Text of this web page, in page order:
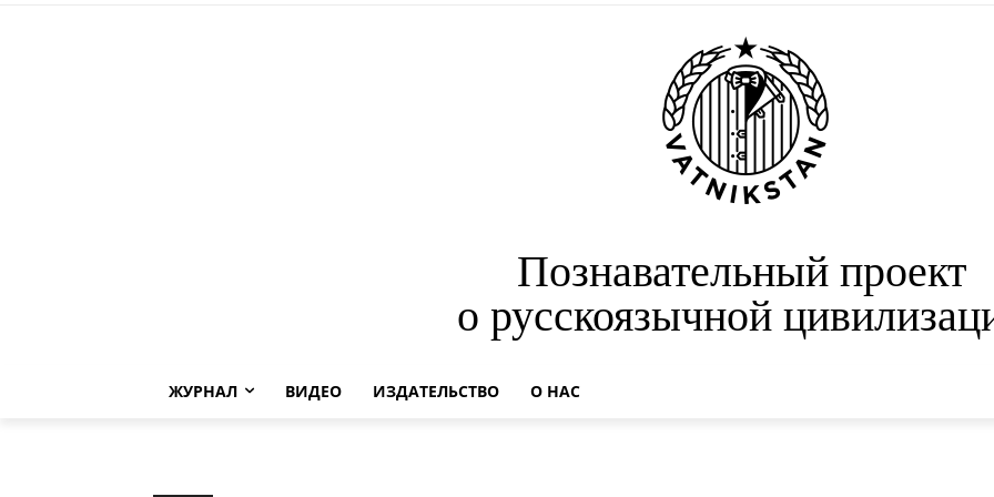
Познавательный проект
о русскоязычной
ЖУРНАЛ ВИДЕО ИЗДАТЕЛЬСТВО О НАС